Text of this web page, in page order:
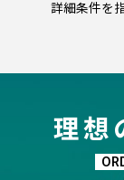
詳細条件を
理想